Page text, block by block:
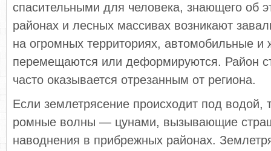
спасительны­ми для человека, знающего об
районах и лесных массивах возникают
на огромных террито­риях, автомобильные и
перемещаются или де­формируются. Район
часто оказывается отре­занным от региона.
Если землетрясение происходит под водой,
ромные волны — цунами, вызывающие
наводнения в прибрежных районах.